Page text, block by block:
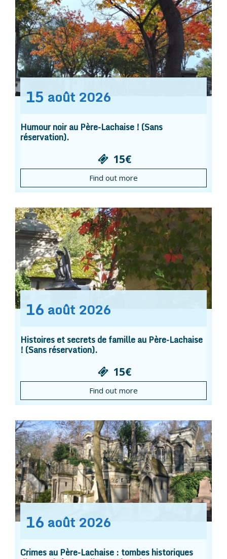
15 août 2026
Humour noir au Père-Lachaise ! (Sans
réservation).
15€
Find out more
16 août 2026
Histoires et secrets de famille au Père-Lachaise
! (Sans réservation).
15€
Find out more
16 août 2026
Crimes au Père-Lachaise : tombes historiques